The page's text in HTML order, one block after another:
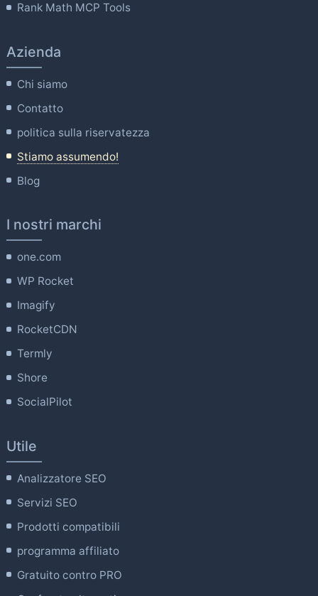
Rank Math MCP Tools
Azienda
Chi siamo
Contatto
politica sulla riservatezza
Stiamo assumendo!
Blog
I nostri marchi
one.com
WP Rocket
Imagify
RocketCDN
Termly
Shore
SocialPilot
Utile
Analizzatore SEO
Servizi SEO
Prodotti compatibili
programma affiliato
Gratuito contro PRO